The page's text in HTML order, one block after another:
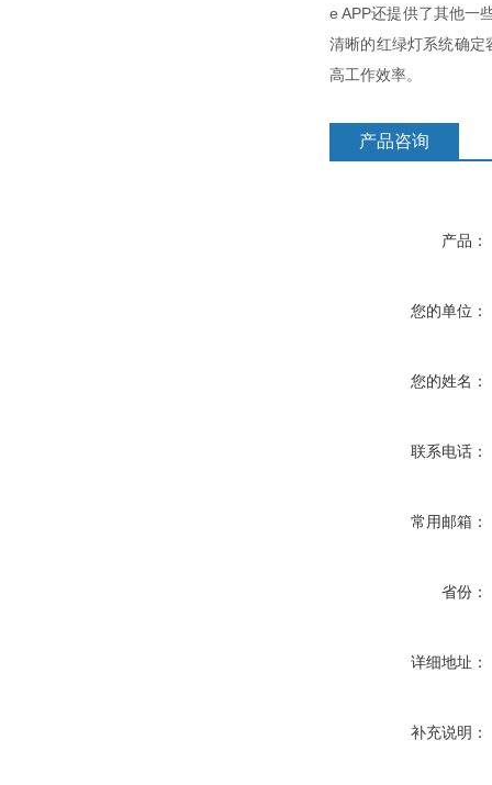
e APP还提供了其他一
清晰的红绿灯系统确定
高工作效率。
产品咨询
产品：
您的单位：
您的姓名：
联系电话：
常用邮箱：
省份：
详细地址：
补充说明：